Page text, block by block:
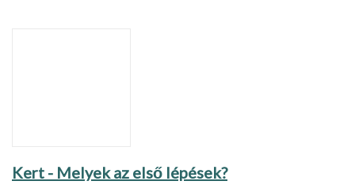
Kert - Melyek az első lépések?